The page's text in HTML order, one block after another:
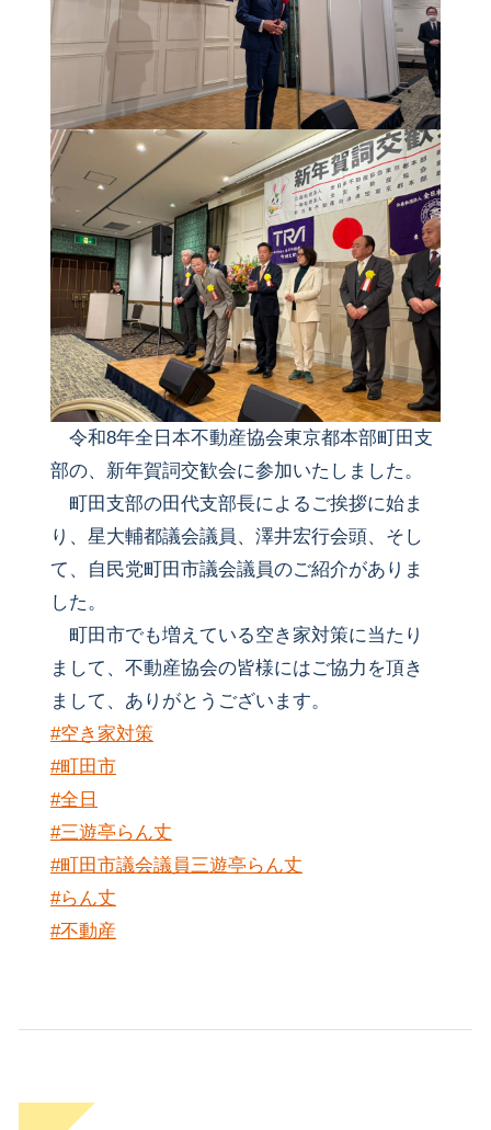
令和8年全日本不動産協会東京都本部町田支
部の、新年賀詞交歓会に参加いたしました。
町田支部の田代支部長によるご挨拶に始ま
り、星大輔都議会議員、澤井宏行会頭、そし
て、自民党町田市議会議員のご紹介がありま
した。
町田市でも増えている空き家対策に当たり
まして、不動産協会の皆様にはご協力を頂き
まして、ありがとうございます。
#空き家対策
#町田市
#全日
#三遊亭らん丈
#町田市議会議員三遊亭らん丈
#らん丈
#不動産